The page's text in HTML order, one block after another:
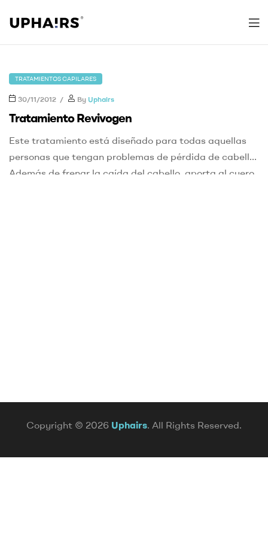
Uphairs
TRATAMIENTOS CAPILARES
30/11/2012 By Uphairs
Tratamiento Revivogen
Este tratamiento está diseñado para todas aquellas
personas que tengan problemas de pérdida de cabello.
Además de frenar la caída del cabello, aporta al cuero
Copyright © 2026 Uphairs. All Rights Reserved.